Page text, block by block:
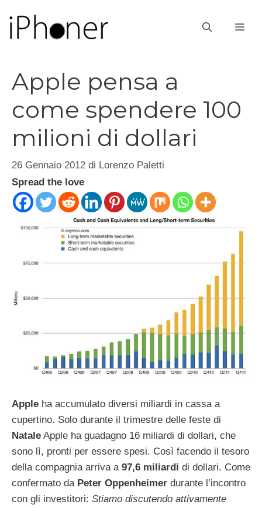
contenuto
Apple pensa a
come spendere 100
milioni di dollari
26 Gennaio 2012 di Lorenzo Paletti
Spread the love
Apple ha accumulato diversi miliardi in cassa a
cupertino. Solo durante il trimestre delle feste di
Natale Apple ha guadagno 16 miliardi di dollari, che
sono lì, pronti per essere spesi. Così facendo il tesoro
della compagnia arriva a 97,6 miliardi di dollari. Come
confermato da Peter Oppenheimer durante l’incontro
con gli investitori: Stiamo discutendo attivamente